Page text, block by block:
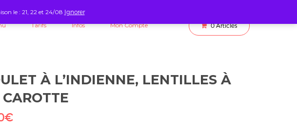
Tarifs Infos Mon Compte 0 Articles
À L’INDIENNE, LENTILLES À
€
le : 21, 22 et 24/08 Ignorer